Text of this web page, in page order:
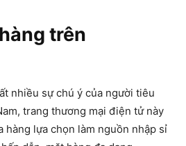
trên
nhiều sự chú ý của người tiêu
trang thương mại điện tử này
hàng lựa chọn làm nguồn nhập sỉ